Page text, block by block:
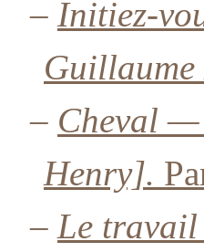
– Initiez-
Guillaume
– Cheval
Henry].
– Le